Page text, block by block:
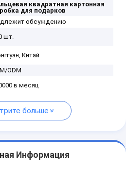
квадратная картонная
для подарков
обсуждению
шт.
Китай
ODM
в месяц
больше
Информация